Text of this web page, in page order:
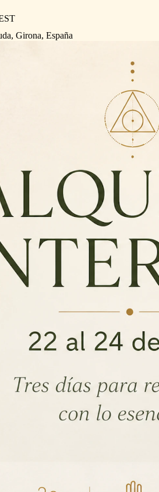
Girona, España